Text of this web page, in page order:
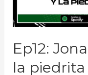
Ep12:
la